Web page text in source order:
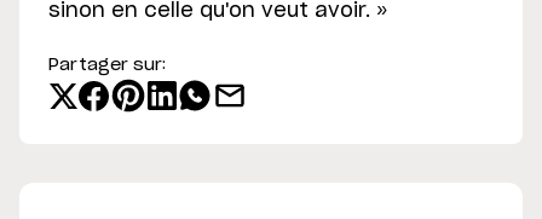
sinon en celle qu'on veut avoir. »
Partager sur: